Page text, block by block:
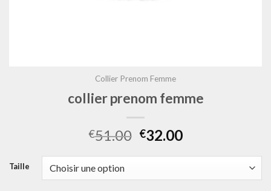
Collier Prenom Femme
collier prenom femme
€51.00 €32.00
Taille